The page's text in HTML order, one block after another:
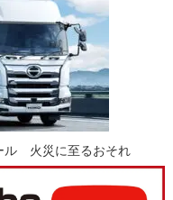
ル 火災に至るおそれ